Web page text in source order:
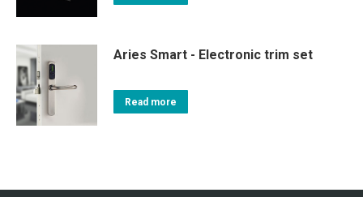
Aries Smart - Electronic trim set
Read more